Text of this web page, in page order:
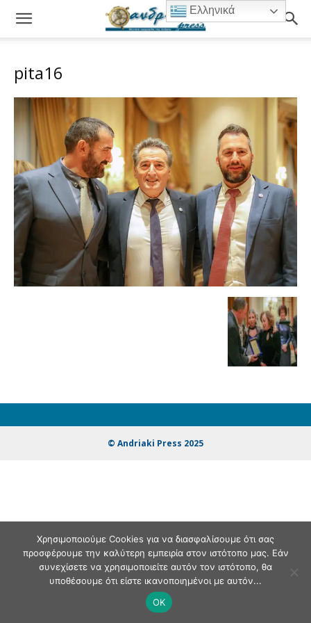
pita16
© Andriaki Press 2025
Ελληνικά
Χρησιμοποιούμε Cookies για να διασφαλίσουμε ότι σας
προσφέρουμε την καλύτερη εμπειρία στον ιστότοπο μας. Εάν
συνεχίσετε να χρησιμοποιείτε αυτόν τον ιστότοπο, θα
υποθέσουμε ότι είστε ικανοποιημένοι με αυτόν...
OK